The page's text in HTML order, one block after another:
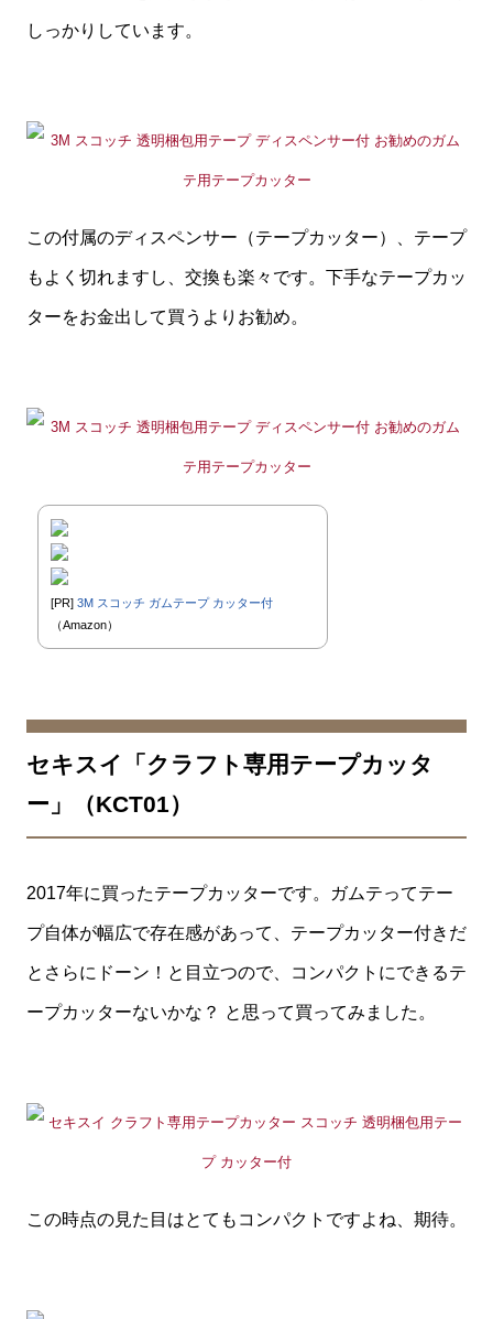
しっかりしています。
この付属のディスペンサー（テープカッター）、テープ
もよく切れますし、交換も楽々です。下手なテープカッ
ターをお金出して買うよりお勧め。
[PR]3M スコッチ ガムテープ カッター付
（Amazon）
セキスイ「クラフト専用テープカッタ
ー」（KCT01）
2017年に買ったテープカッターです。ガムテってテー
プ自体が幅広で存在感があって、テープカッター付きだ
とさらにドーン！と目立つので、コンパクトにできるテ
ープカッターないかな？ と思って買ってみました。
この時点の見た目はとてもコンパクトですよね、期待。